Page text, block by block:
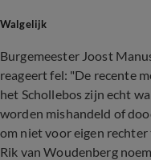
Walgelijk
Burgemeester Joost
reageert fel: "De recente
het Schollebos zijn echt
worden mishandeld of
om niet voor eigen
Rik van Woudenberg